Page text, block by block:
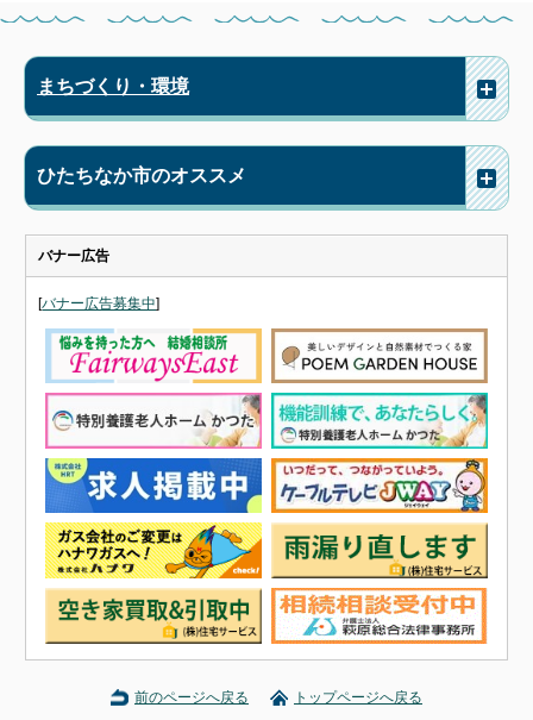
まちづくり・環境
ひたちなか市のオススメ
バナー広告
[バナー広告募集中]
前のページへ戻る トップページへ戻る